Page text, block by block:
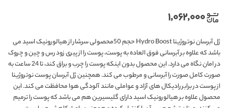
۱,۰۶۲,۰۰۰
ژل آبرسان نوتروژینا Hydro Boost حجم 50محصولی سرشار از هیالورونیک اسید می
باشد که علاوه بر آبرسانی فوق العاده به پوست، پوست را از پیری زود رس و چین و چروک
در امان نگاه می دارد. این محصول بدون اینکه پوست را چرب و براق کند، تا 24 ساعت به
صورت کامل صورت را آبرسانی و مرطوب می کند. همچنین ژل آبرسان پوست نوتروژینا
از پوست در برابر رادیکال های آزاد و عواملی مانند آلودگی هوا محافظت می کند. این
محصول علاوه بر هیالورونیک اسید دارای گلیسیرین هم می باشد که پوست را ترمیم